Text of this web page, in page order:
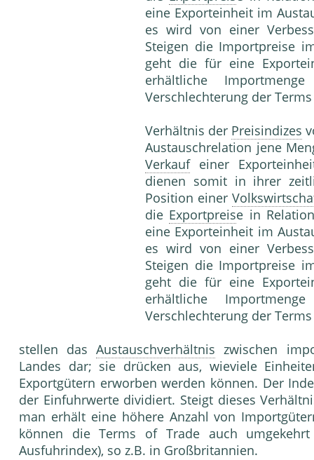
eine Exporteinheit im
es wird von einer
Steigen die Importpreise
geht die für eine
erhältliche
Verschlechterung der
Verhältnis der Preisindizes
Austauschrelation jene
Verkaufeiner
dienen somit in ihrer
Position einer
die Exportpreise in
eine Exporteinheit im
es wird von einer
Steigen die Importpreise
geht die für eine
erhältliche
Verschlechterung der
stellen dasAustauschverhältnis zwischen
Landes dar; sie drücken aus, wieviele
Exportgütern erworben werden können. Der
der Einfuhrwerte dividiert. Steigt dieses
man erhält eine höhere Anzahl von
können die Terms of Trade auch
Ausfuhrindex), so z.B. in Großbritannien.